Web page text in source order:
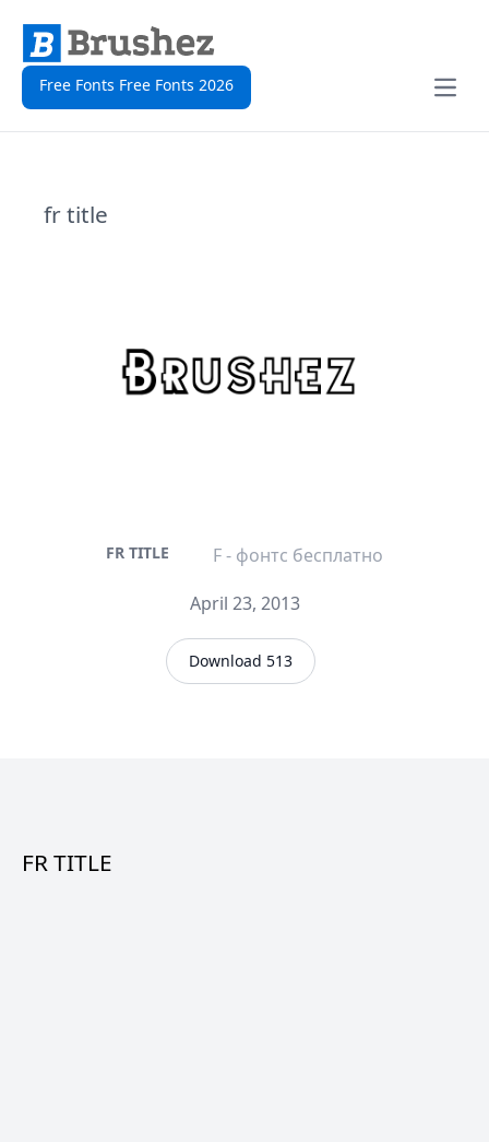
Free Fonts Free Fonts 2026
Open
fr title
FR TITLE
F - фонтс бесплатно
April 23, 2013
Download 513
FR TITLE